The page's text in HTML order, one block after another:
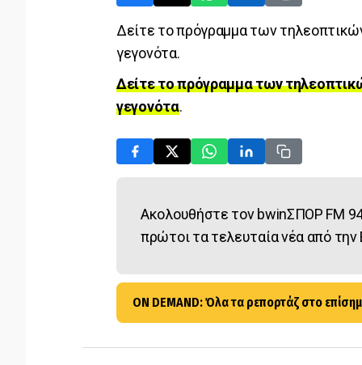
Δείτε το πρόγραμμα των
γεγονότα.
Δείτε το πρόγραμμα των
γεγονότα.
Ακολουθήστε τον bwinΣΠΟΡ FM
πρώτοι τα τελευταία νέα από την
ON DEMAND: Όλα τα ρεπορτάζ στο